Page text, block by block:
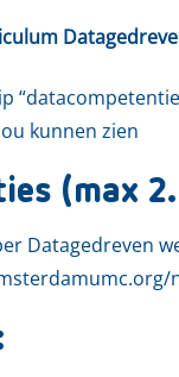
kunnen zien
(max
Datagedreven